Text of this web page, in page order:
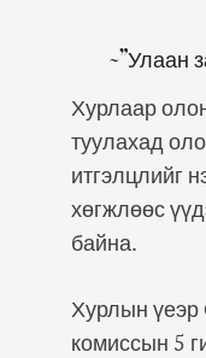
~”Улаан
Хурлаар
туулахад
итгэлцлийг
хөгжлөөс
байна.
Хурлын үеэр
комиссын 5